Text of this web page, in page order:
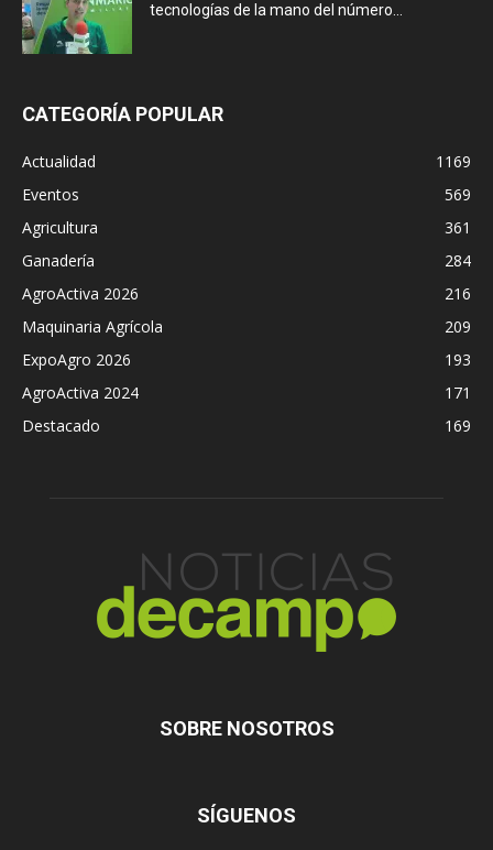
tecnologías de la mano del número...
CATEGORÍA POPULAR
Actualidad
1169
Eventos
569
Agricultura
361
Ganadería
284
AgroActiva 2026
216
Maquinaria Agrícola
209
ExpoAgro 2026
193
AgroActiva 2024
171
Destacado
169
SOBRE NOSOTROS
SÍGUENOS